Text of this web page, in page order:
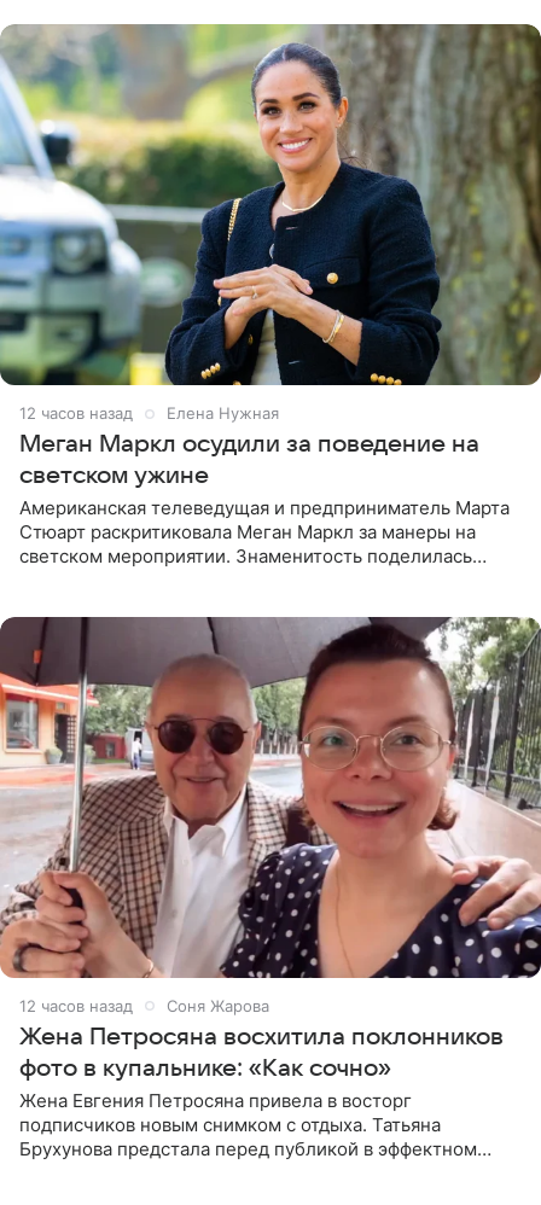
12 часов назад Елена Нужная
Меган Маркл осудили за поведение на
светском ужине
Американская телеведущая и предприниматель Марта
Стюарт раскритиковала Меган Маркл за манеры на
светском мероприятии. Знаменитость поделилась
12 часов назад Соня Жарова
Жена Петросяна восхитила поклонников
фото в купальнике: «Как сочно»
Жена Евгения Петросяна привела в восторг
подписчиков новым снимком с отдыха. Татьяна
Брухунова предстала перед публикой в эффектном